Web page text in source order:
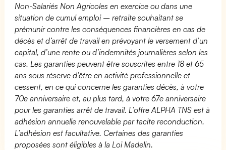
Non-Salariés Non Agricoles en exercice ou dans une
situation de cumul emploi – retraite souhaitant se
prémunir contre les conséquences financières en cas de
décès et d’arrêt de travail en prévoyant le versement d’un
capital, d’une rente ou d’indemnités journalières selon les
cas. Les garanties peuvent être souscrites entre 18 et 65
ans sous réserve d’être en activité professionnelle et
cessent, en ce qui concerne les garanties décès, à votre
70e anniversaire et, au plus tard, à votre 67e anniversaire
pour les garanties arrêt de travail. L’offre ALPHA TNS est à
adhésion annuelle renouvelable par tacite reconduction.
L’adhésion est facultative. Certaines des garanties
proposées sont éligibles à la Loi Madelin.